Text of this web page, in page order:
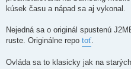
kúsek času a nápad sa aj vykonal.
Nejedná sa o originál spustenú
ruste. Originálne repo toť
Ovláda sa to klasicky jak na